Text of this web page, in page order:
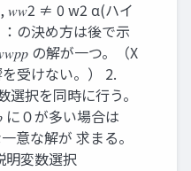
𝑤𝑤2 ≠ 0 w2 α(ハイ
の決め方は後で示
の解が一つ。（X
受けない。） 2.
選択を同時に行う。
に０が多い場合は
意な解が 求まる。
変数選択